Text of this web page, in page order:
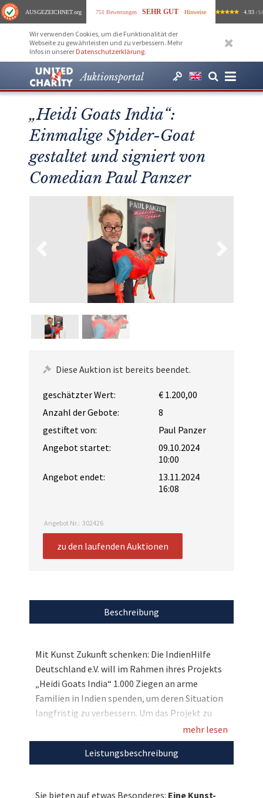
AUSGEZEICHNET.org 751 Bewertungen SEHR GUT Hinweise 4.93 /
Wir verwenden Cookies, um die Funktionalität der
Webseite zu gewährleisten und zu verbessern. Mehr
Infos in unserer Datenschutzerklärung.
Auktionsportal
„Heidi Goats India“:
Einmalige Spider-Goat
gestaltet und signiert von
Comedian Paul Panzer
Diese Auktion ist bereits beendet.
geschätzter Wert:
€ 1.200,00
Anzahl der Gebote:
8
gestiftet von:
Paul Panzer
Angebot startet:
09.10.2024
10:00
Angebot endet:
13.11.2024
16:08
Angebot Nr.: 302426
zu den laufenden Auktionen
Beschreibung
Mit Kunst Zukunft schenken: Die IndienHilfe
Deutschland e.V. will im Rahmen ihres Projekts
„Heidi Goats India“ 1.000 Ziegen an arme
Familien in Indien spenden, um deren Situation
langfristig zu verbessern. Um das Projekt zu
unterstützen haben viele Prominente und
Künstler einmalige „Kunst-Ziegen“ gestaltet,
die nun hier bei uns versteigert werden.
mehr lesen
Leistungsbeschreibung
Sie bieten auf etwas Besonderes: Eine Kunst-